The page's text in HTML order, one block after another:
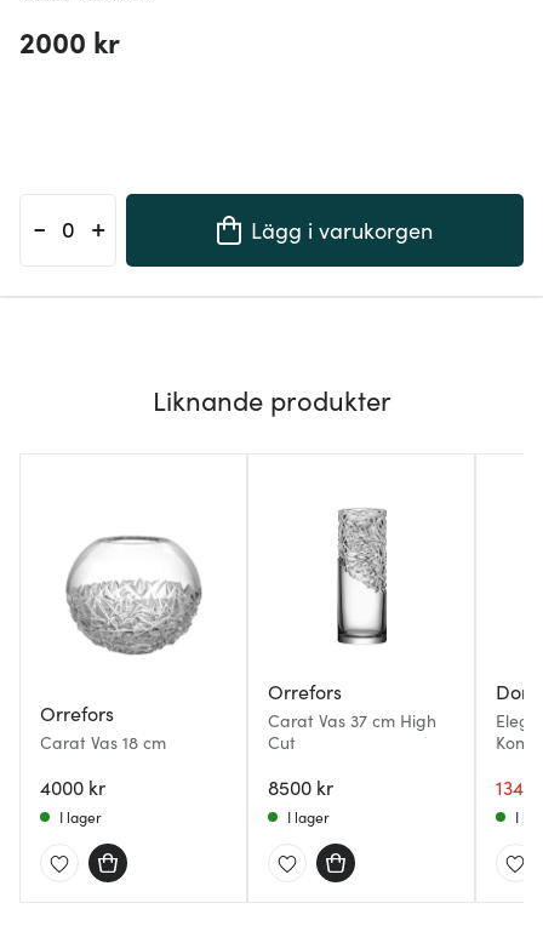
2000 kr
- + Lägg i varukorgen
Liknande produkter
Orrefors
Carat Vas 18 cm
4000 kr
I lager
Orrefors
Carat Vas 37 cm High
Cut
8500 kr
I lager
134
I